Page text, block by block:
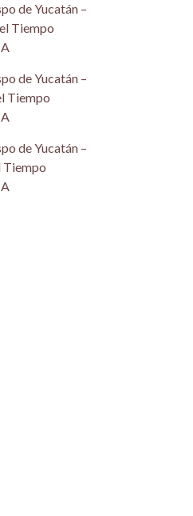
de Yucatán –
Tiempo
de Yucatán –
Tiempo
de Yucatán –
Tiempo